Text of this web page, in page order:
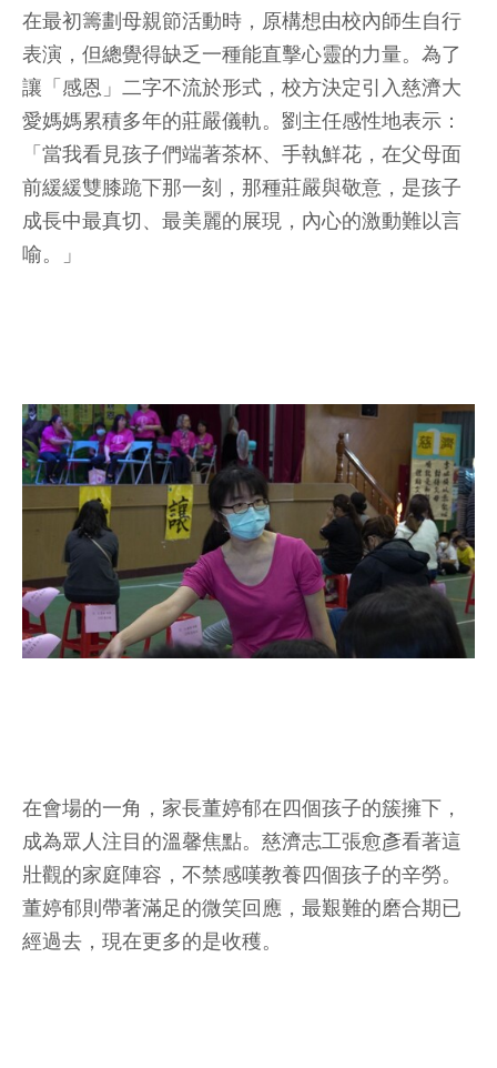
在最初籌劃母親節活動時，原構想由校內師生自行
表演，但總覺得缺乏一種能直擊心靈的力量。為了
讓「感恩」二字不流於形式，校方決定引入慈濟大
愛媽媽累積多年的莊嚴儀軌。劉主任感性地表示：
「當我看見孩子們端著茶杯、手執鮮花，在父母面
前緩緩雙膝跪下那一刻，那種莊嚴與敬意，是孩子
成長中最真切、最美麗的展現，內心的激動難以言
喻。」
在會場的一角，家長董婷郁在四個孩子的簇擁下，
成為眾人注目的溫馨焦點。慈濟志工張愈彥看著這
壯觀的家庭陣容，不禁感嘆教養四個孩子的辛勞。
董婷郁則帶著滿足的微笑回應，最艱難的磨合期已
經過去，現在更多的是收穫。